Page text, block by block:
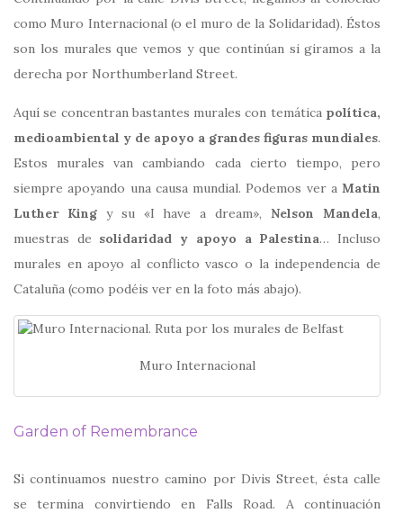
como Muro Internacional (o el muro de la Solidaridad). Éstos
son los murales que vemos y que continúan si giramos a la
derecha por Northumberland Street.
Aquí se concentran bastantes murales con temática política,
medioambiental y de apoyo a grandes figuras mundiales.
Estos murales van cambiando cada cierto tiempo, pero
siempre apoyando una causa mundial. Podemos ver a Matin
Luther Kingy su «I have a dream»,Nelson Mandela,
muestras de solidaridad y apoyo a Palestina… Incluso
murales en apoyo al conflicto vasco o la independencia de
Cataluña (como podéis ver en la foto más abajo).
Muro Internacional
Garden of Remembrance
Si continuamos nuestro camino por Divis Street, ésta calle
se termina convirtiendo en Falls Road. A continuación